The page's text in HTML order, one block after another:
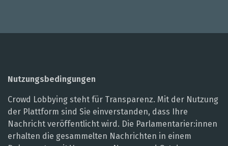
Nutzungsbedingungen
Crowd Lobbying steht für Transparenz. Mit der Nutzung
der Plattform sind Sie einverstanden, dass Ihre
Nachricht veröffentlicht wird. Die Parlamentarier:innen
erhalten die gesammelten Nachrichten in einem